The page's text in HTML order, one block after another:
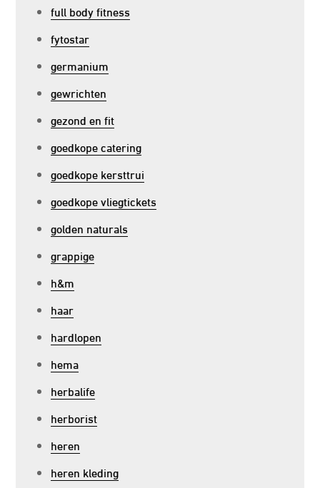
full body fitness
fytostar
germanium
gewrichten
gezond en fit
goedkope catering
goedkope kersttrui
goedkope vliegtickets
golden naturals
grappige
h&m
haar
hardlopen
hema
herbalife
herborist
heren
heren kleding